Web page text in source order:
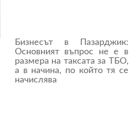
Бизнесът в Пазарджик:
Основният въпрос не е в
размера на таксата за ТБО,
а в начина, по който тя се
начислява